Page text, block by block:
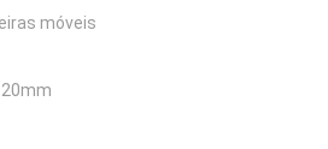
móveis